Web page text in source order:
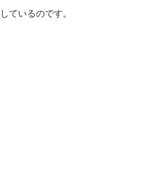
しているのです。